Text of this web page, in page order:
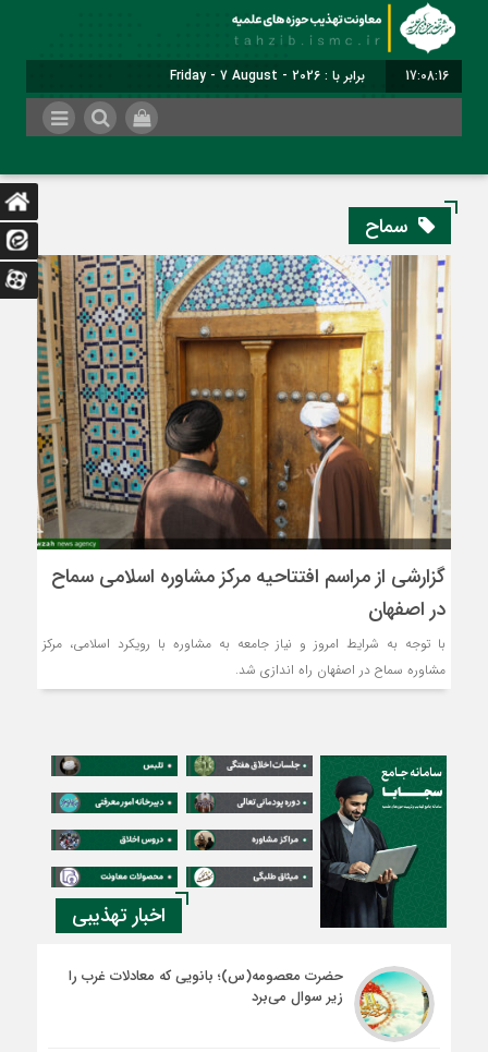
17:08:17 برابر با : Friday - 7 August - 2026
سماح
گزارشی از مراسم افتتاحیه مرکز مشاوره اسلامی سماح
در اصفهان
با توجه به شرایط امروز و نیاز جامعه به مشاوره با رویکرد اسلامی، مرکز
مشاوره سماح در اصفهان راه اندازی شد.
اخبار تهذیبی
حضرت معصومه(س)؛ بانویی که معادلات غرب را
زیر سوال می‌برد